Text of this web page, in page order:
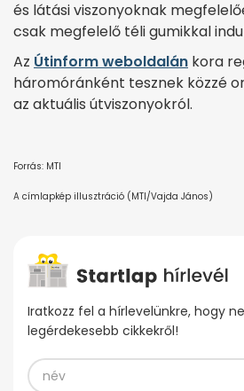
és látási viszonyoknak
csak megfelelő téli gumikkal
Az Útinform weboldalán kora
háromóránként tesznek közzé
az aktuális útviszonyokról.
Forrás: MTI
A címlapkép illusztráció (MTI/Vajda János)
Iratkozz fel a hírlevelünkre, hogy
legérdekesebb cikkekről!